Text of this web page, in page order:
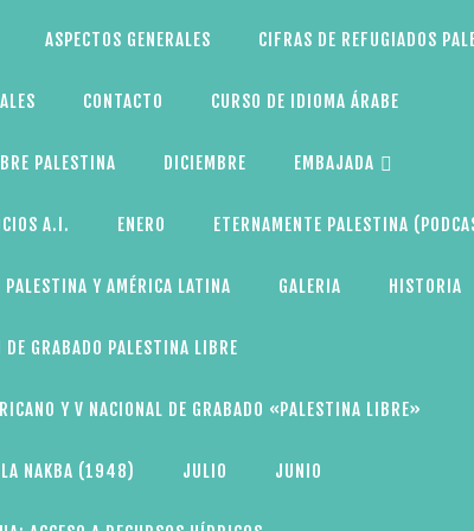
ASPECTOS GENERALES CIFRAS DE REFUGIADOS
CONTACTO CURSO DE IDIOMA ÁRABE
PALESTINA DICIEMBRE EMBAJADA
A.I. ENERO ETERNAMENTE PALESTINA
PALESTINA Y AMÉRICA LATINA GALERIA HISTORIA
GRABADO PALESTINA LIBRE
Y V NACIONAL DE GRABADO «PALESTINA LIBRE»
LA NAKBA (1948) JULIO JUNIO